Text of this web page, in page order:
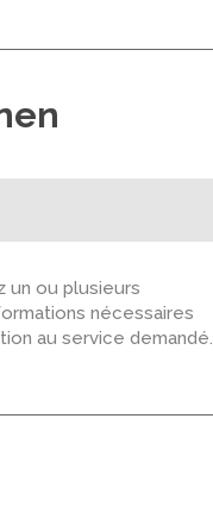
un ou plusieurs
nécessaires
au service demandé.